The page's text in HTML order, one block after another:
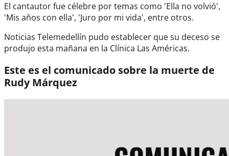
El cantautor fue célebre por temas como 'Ella no volvió',
'Mis años con ella', 'Juro por mi vida', entre otros.
Noticias Telemedellín pudo establecer que su deceso se
produjo esta mañana en la Clínica Las Américas.
Este es el comunicado sobre la muerte de
Rudy Márquez